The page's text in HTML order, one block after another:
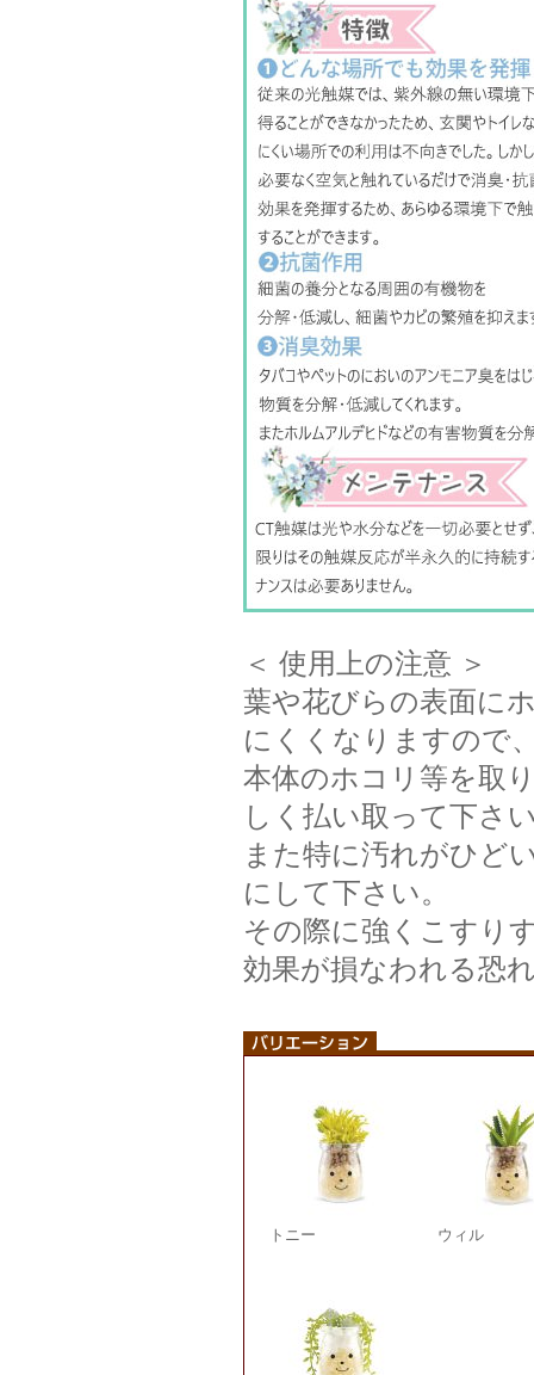
＜ 使用上の注意 ＞
葉や花びらの表面に
にくくなりますので
本体のホコリ等を取
しく払い取って下さ
また特に汚れがひど
にして下さい。
その際に強くこすり
効果が損なわれる恐
トニー ウィル